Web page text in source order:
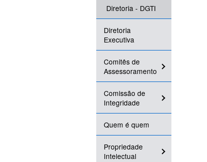
Diretoria - DGTI
Diretoria
Executiva
Comitês de
Assessoramento
Comissão de
Integridade
Quem é quem
Propriedade
Intelectual